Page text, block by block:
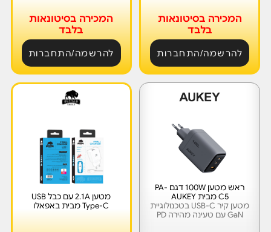
המכירה בסיטונאות
בלבד
להרשמה/התחברות
המכירה בסיטונאות
בלבד
להרשמה/התחברות
מטען קיר USB-C בטכנולוגיית
GaN עם טעינה מהירה PD
ראש מטען 100W דגם PA-
C5 מבית AUKEY
מטען 2.1A עם כבל USB
Type-C מבית באפאלו